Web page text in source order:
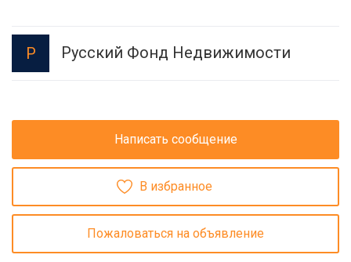
Р Русский Фонд Недвижимости
Написать сообщение
В избранное
Пожаловаться на объявление